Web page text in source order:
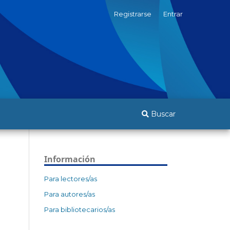
Buscar
Registrarse Entrar
Información
Para lectores/as
Para autores/as
Para bibliotecarios/as